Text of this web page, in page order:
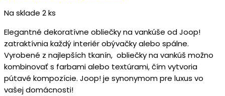
Na sklade 2 ks
Elegantné dekoratívne obliečky na vankúše od Joop!
zatraktívnia každý interiér obývačky alebo spálne.
Vyrobené z najlepších tkanín, obliečky na vankúš možno
kombinovať s farbami alebo textúrami, čím vytvoria
pútavé kompozície. Joop! je synonymom pre luxus vo
vašej domácnosti!